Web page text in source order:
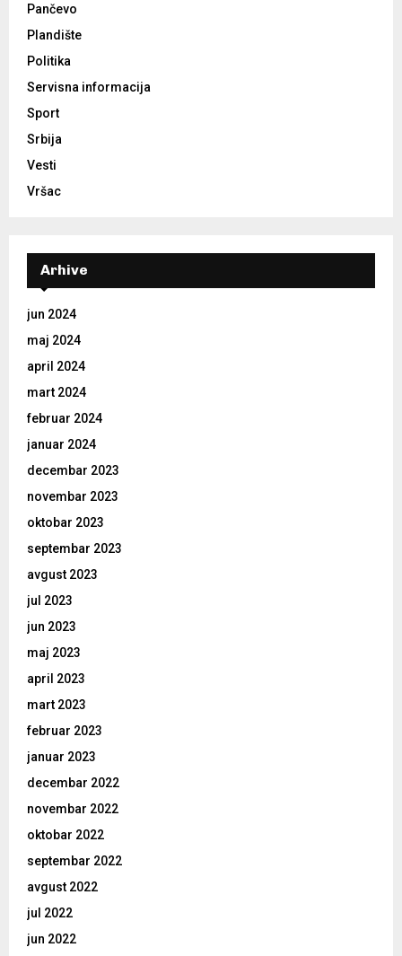
Pančevo
Plandište
Politika
Servisna informacija
Sport
Srbija
Vesti
Vršac
Arhive
jun 2024
maj 2024
april 2024
mart 2024
februar 2024
januar 2024
decembar 2023
novembar 2023
oktobar 2023
septembar 2023
avgust 2023
jul 2023
jun 2023
maj 2023
april 2023
mart 2023
februar 2023
januar 2023
decembar 2022
novembar 2022
oktobar 2022
septembar 2022
avgust 2022
jul 2022
jun 2022